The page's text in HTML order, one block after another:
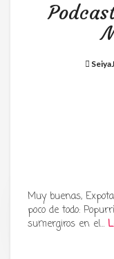
Tu
Muy buenas,
poco de todo:
sumergiros en el…